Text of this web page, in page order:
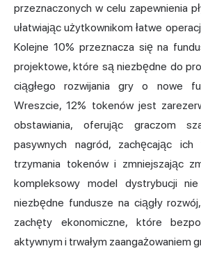
przeznaczonych w celu zapewnienia
ułatwiając użytkownikom łatwe
Kolejne 10% przeznacza się na
projektowe, które są niezbędne do
ciągłego rozwijania gry o nowe
Wreszcie, 12% tokenów jest
obstawiania, oferując graczom
pasywnych nagród, zachęcając
trzymania tokenów i zmniejszając
kompleksowy model dystrybucji
niezbędne fundusze na ciągły
zachęty ekonomiczne, które
aktywnym i trwałym zaangażowaniem